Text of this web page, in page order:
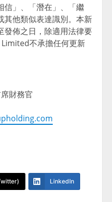
信」、「潛在」、「繼
其他類似表達識別。本新
發佈之日，除適用法律要
不承擔任何更新
財務官
LinkedIn